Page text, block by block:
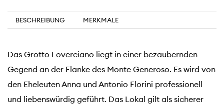
BESCHREIBUNG MERKMALE
Das Grotto Loverciano liegt in einer bezaubernden
Gegend an der Flanke des Monte Generoso. Es wird von
den Eheleuten Anna und Antonio Florini professionell
und liebenswürdig geführt. Das Lokal gilt als sicherer